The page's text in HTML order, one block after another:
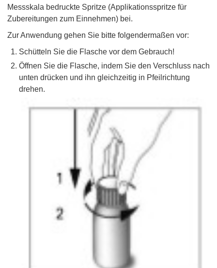
Messskala bedruckte Spritze (Applikationsspritze für
Zubereitungen zum Einnehmen) bei.
Zur Anwendung gehen Sie bitte folgendermaßen vor:
Schütteln Sie die Flasche vor dem Gebrauch!
Öffnen Sie die Flasche, indem Sie den Verschluss nach
unten drücken und ihn gleichzeitig in Pfeilrichtung
drehen.